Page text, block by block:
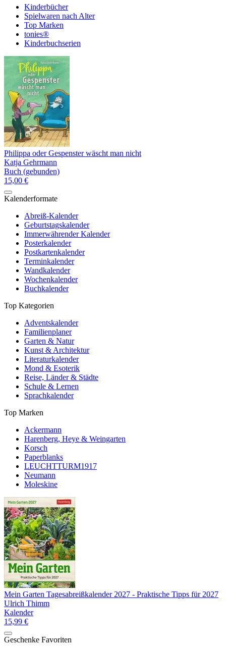
Kinderbücher
Spielwaren nach Alter
Top Marken
tonies®
Kinderbuchserien
Philippa oder Gespenster wäscht man nicht
Katja Gehrmann
Buch (gebunden)
15,00 €
Kalenderformate
Abreiß-Kalender
Geburtstagskalender
Immerwährender Kalender
Posterkalender
Postkartenkalender
Terminkalender
Wandkalender
Wochenkalender
Buchkalender
Top Kategorien
Adventskalender
Familienplaner
Garten & Natur
Kunst & Architektur
Literaturkalender
Mond & Esoterik
Reise, Länder & Städte
Schule & Lernen
Sprachkalender
Top Marken
Ackermann
Harenberg, Heye & Weingarten
Korsch
Paperblanks
LEUCHTTURM1917
Neumann
Moleskine
Mein Garten Tagesabreißkalender 2027 - Praktische Tipps für 2027
Ulrich Thimm
Kalender
15,99 €
Geschenke Favoriten